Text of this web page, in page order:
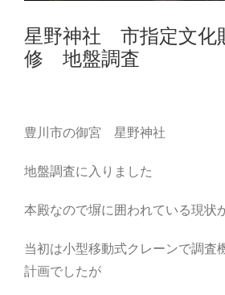
星野神社 市指定文化
修 地盤調査
豊川市の御宮 星野神社
地盤調査に入りました
本殿なので塀に囲われている現状
当初は小型移動式クレーンで調査
計画でしたが